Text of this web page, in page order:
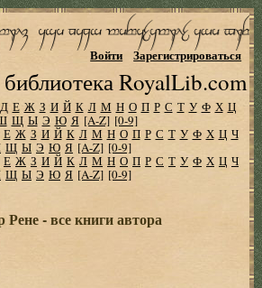
RoyalLib.com
Войти Зарегистрироваться
Д Е Ж З И Й К Л М Н О П Р С Т У Ф Х Ц
Щ Ы Э Ю Я [A-Z] [0-9]
Е Ж З И Й К Л М Н О П Р С Т У Ф Х Ц Ч
Щ Ы Э Ю Я [A-Z] [0-9]
Е Ж З И Й К Л М Н О П Р С Т У Ф Х Ц Ч
Щ Ы Э Ю Я [A-Z] [0-9]
- все книги автора